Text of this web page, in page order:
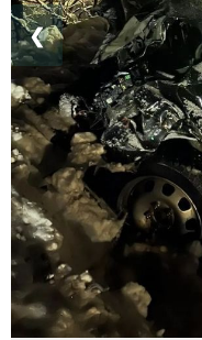
❮